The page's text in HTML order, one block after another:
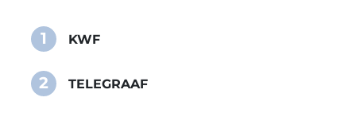
1 KWF
2 TELEGRAAF